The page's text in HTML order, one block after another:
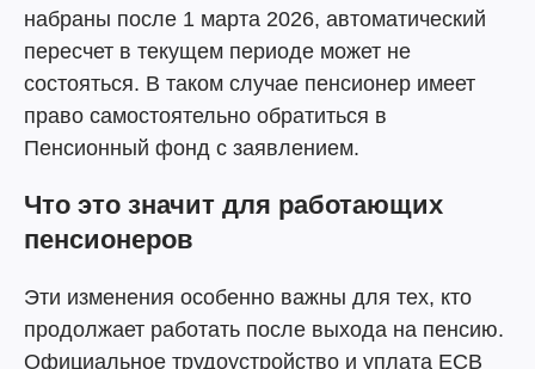
набраны после 1 марта 2026, автоматический
пересчет в текущем периоде может не
состояться. В таком случае пенсионер имеет
право самостоятельно обратиться в
Пенсионный фонд с заявлением.
Что это значит для работающих
пенсионеров
Эти изменения особенно важны для тех, кто
продолжает работать после выхода на пенсию.
Официальное трудоустройство и уплата ЕСВ